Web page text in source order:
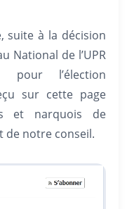
suite à la décision
National de l’UPR
pour l’élection
sur cette page
et narquois de
de notre conseil.